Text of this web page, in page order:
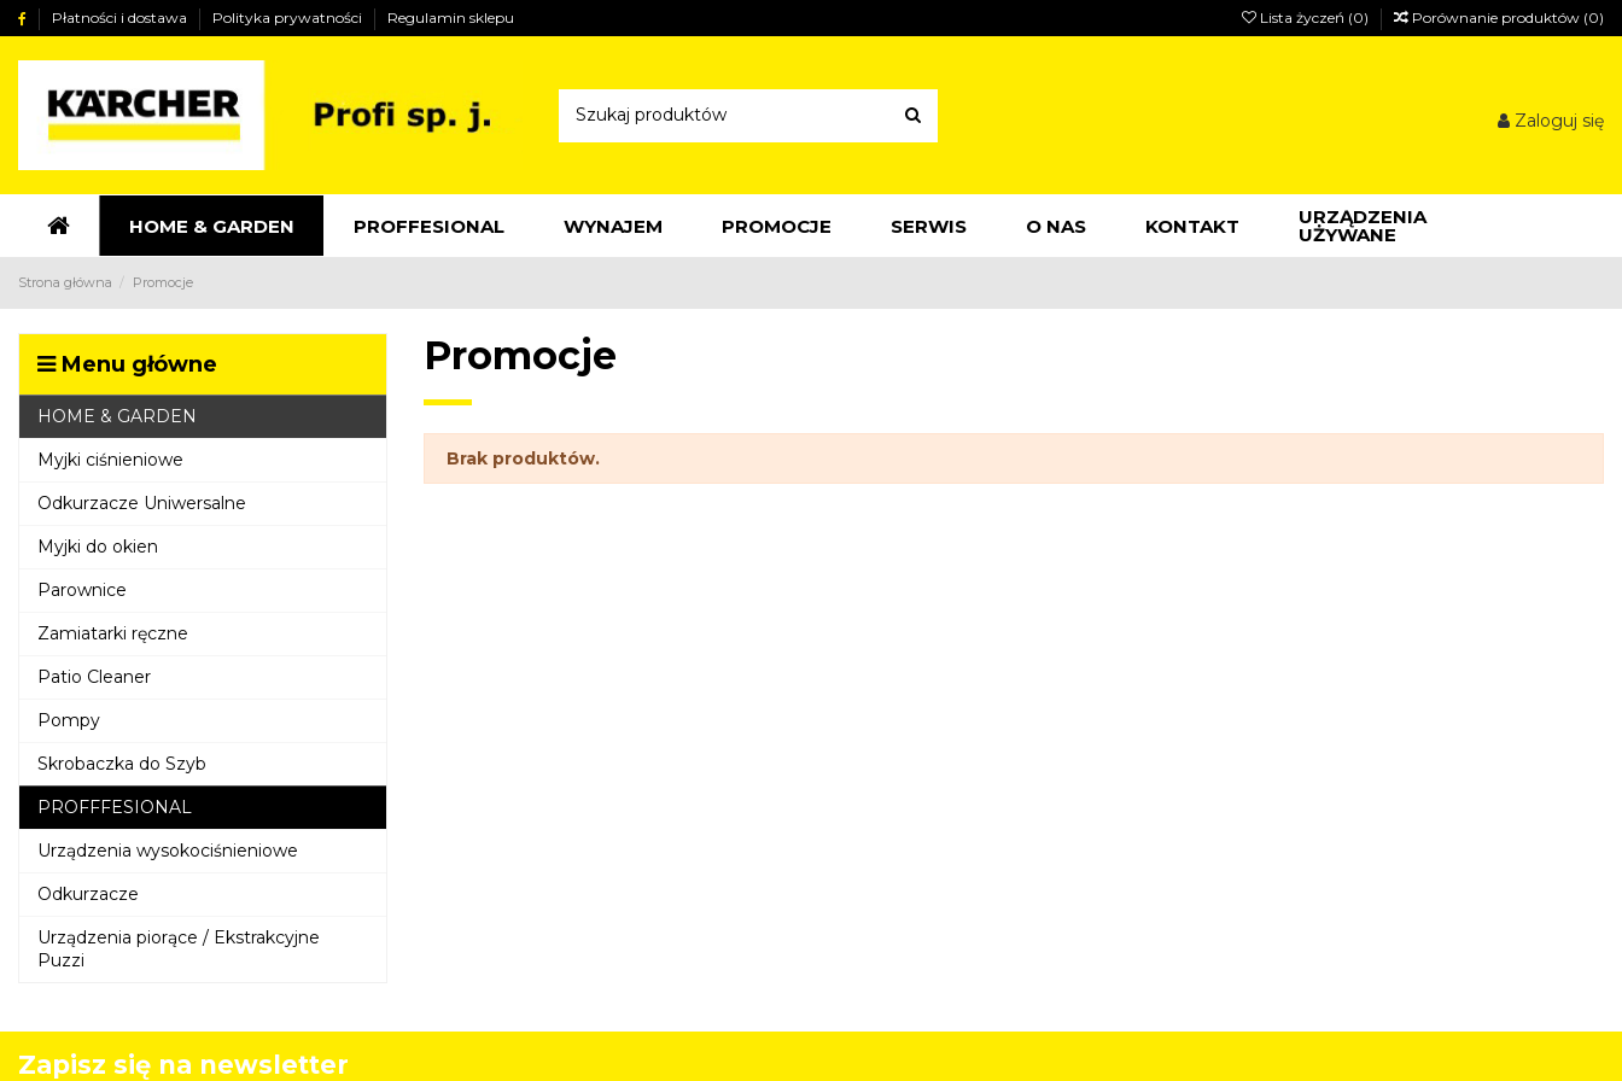
Płatności i dostawa Polityka prywatności Regulamin sklepu Lista życzeń (0) Porównanie produktów (0)
Zaloguj się
HOME & GARDEN PROFFESIONAL WYNAJEM PROMOCJE SERWIS O NAS KONTAKT URZĄDZENIA
UŻYWANE
Strona główna Promocje
Promocje
Brak produktów.
Menu główne
HOME & GARDEN
Myjki ciśnieniowe
Odkurzacze Uniwersalne
Myjki do okien
Parownice
Zamiatarki ręczne
Patio Cleaner
Pompy
Skrobaczka do Szyb
PROFFFESIONAL
Urządzenia wysokociśnieniowe
Odkurzacze
Urządzenia piorące / Ekstrakcyjne
Puzzi
Zapisz się na newsletter